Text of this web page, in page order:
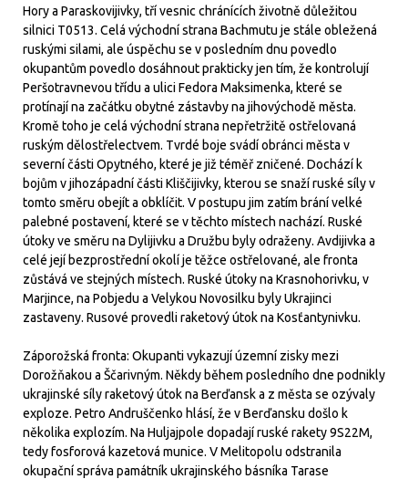
Hory a Paraskovijivky, tří vesnic chránících životně důležitou
silnici T0513. Celá východní strana Bachmutu je stále obležená
ruskými silami, ale úspěchu se v posledním dnu povedlo
okupantům povedlo dosáhnout prakticky jen tím, že kontrolují
Peršotravnevou třídu a ulici Fedora Maksimenka, které se
protínají na začátku obytné zástavby na jihovýchodě města.
Kromě toho je celá východní strana nepřetržitě ostřelovaná
ruským dělostřelectvem. Tvrdé boje svádí obránci města v
severní části Opytného, které je již téměř zničené. Dochází k
bojům v jihozápadní části Kliščijivky, kterou se snaží ruské síly v
tomto směru obejít a obklíčit. V postupu jim zatím brání velké
palebné postavení, které se v těchto místech nachází. Ruské
útoky ve směru na Dylijivku a Družbu byly odraženy. Avdijivka a
celé její bezprostřední okolí je těžce ostřelované, ale fronta
zůstává ve stejných místech. Ruské útoky na Krasnohorivku, v
Marjince, na Pobjedu a Velykou Novosilku byly Ukrajinci
zastaveny. Rusové provedli raketový útok na Kosťantynivku.
Záporožská fronta: Okupanti vykazují územní zisky mezi
Dorožňakou a Ščarivným. Někdy během posledního dne podnikly
ukrajinské síly raketový útok na Berďansk a z města se ozývaly
exploze. Petro Andruščenko hlásí, že v Berďansku došlo k
několika explozím. Na Huljajpole dopadají ruské rakety 9S22M,
tedy fosforová kazetová munice. V Melitopolu odstranila
okupační správa památník ukrajinského básníka Tarase